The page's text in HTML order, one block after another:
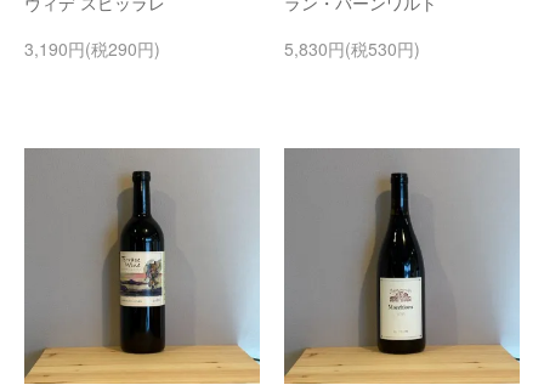
3,190円(税290円)
5,830円(税530円)